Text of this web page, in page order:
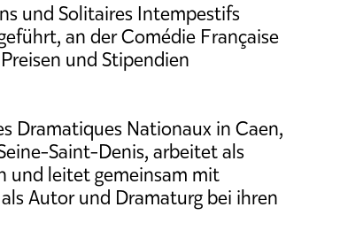
und Solitaires Intempestifs
an der Comédie Française
und Stipendien
Dramatiques Nationaux in Caen,
Saint-Denis, arbeitet als
und leitet gemeinsam mit
als Autor und Dramaturg bei ihren